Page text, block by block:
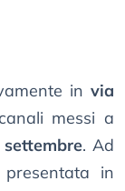
in via
messi a
. Ad
in